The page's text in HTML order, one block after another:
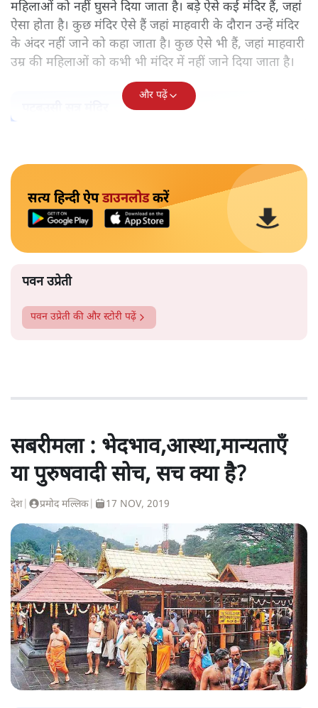
महिलाओं को नहीं घुसने दिया जाता है। बड़े ऐसे कई मंदिर हैं, जहां
ऐसा होता है। कुछ मंदिर ऐसे हैं जहां माहवारी के दौरान उन्हें मंदिर
के अंदर नहीं जाने को कहा जाता है। कुछ ऐसे भी हैं, जहां माहवारी
उम्र की महिलाओं को कभी भी मंदिर में नहीं जाने दिया जाता है।
और पढ़ें
सत्य हिन्दी ऐपडाउनलोडकरें
पवन उप्रेती
पवन उप्रेती की और स्टोरी पढ़ें
सबरीमला : भेदभाव,आस्था,मान्यताएँ
या पुरुषवादी सोच, सच क्या है?
देश प्रमोद मल्लिक 17 NOV, 2019